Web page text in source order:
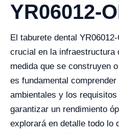
YR06012-
El taburete dental
crucial en la infraestructura
medida que se construyen
es fundamental
ambientales y los
garantizar un rendimiento
explorará en detalle todo lo